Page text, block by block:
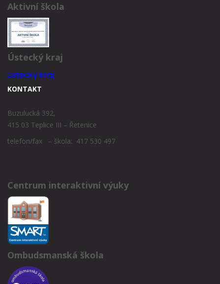
Aktivní škola
Ústecký kraj
KONTAKT
Buzulucká 392,
415 03 Teplice III – Řetenice
telefon/fax – škola: 417 530 497
Centrum interaktivní výuky
Ombudsmanská škola